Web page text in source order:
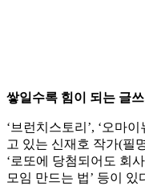
쌓일수록 힘이 되는 글쓰
‘브런치스토리’, ‘오마
고 있는 신재호 작가(필
‘로또에 당첨되어도 회
모임 만드는 법’ 등이